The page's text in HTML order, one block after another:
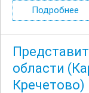
Удалённую
выходными и
Подробнее
области
Кречетово)